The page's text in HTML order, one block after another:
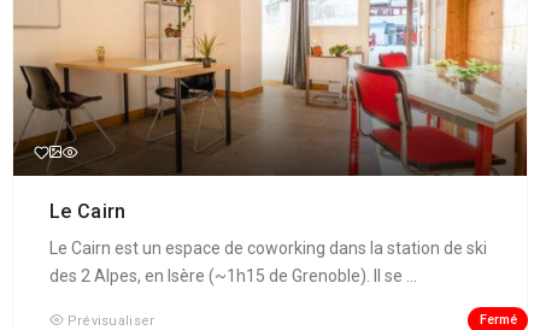
Le Cairn
Le Cairn est un espace de coworking dans la station de ski
des 2 Alpes, en Isère (~1h15 de Grenoble). Il se ...
Prévisualiser Fermé